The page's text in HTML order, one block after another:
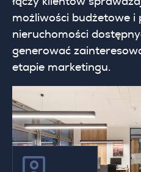
możliwości budżetowe i
nieruchomości
generować
etapie marketingu.